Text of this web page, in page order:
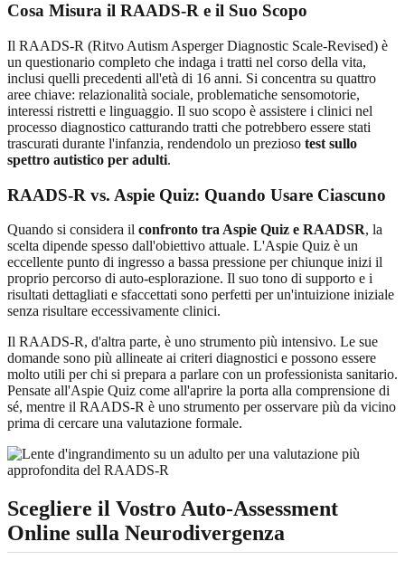
Cosa Misura il RAADS-R e il Suo Scopo
Il RAADS-R (Ritvo Autism Asperger Diagnostic Scale-Revised) è
un questionario completo che indaga i tratti nel corso della vita,
inclusi quelli precedenti all'età di 16 anni. Si concentra su quattro
aree chiave: relazionalità sociale, problematiche sensomotorie,
interessi ristretti e linguaggio. Il suo scopo è assistere i clinici nel
processo diagnostico catturando tratti che potrebbero essere stati
trascurati durante l'infanzia, rendendolo un prezioso test sullo
spettro autistico per adulti.
RAADS-R vs. Aspie Quiz: Quando Usare Ciascuno
Quando si considera il confronto tra Aspie Quiz e RAADSR, la
scelta dipende spesso dall'obiettivo attuale. L'Aspie Quiz è un
eccellente punto di ingresso a bassa pressione per chiunque inizi il
proprio percorso di auto-esplorazione. Il suo tono di supporto e i
risultati dettagliati e sfaccettati sono perfetti per un'intuizione iniziale
senza risultare eccessivamente clinici.
Il RAADS-R, d'altra parte, è uno strumento più intensivo. Le sue
domande sono più allineate ai criteri diagnostici e possono essere
molto utili per chi si prepara a parlare con un professionista sanitario.
Pensate all'Aspie Quiz come all'aprire la porta alla comprensione di
sé, mentre il RAADS-R è uno strumento per osservare più da vicino
prima di cercare una valutazione formale.
Scegliere il Vostro Auto-Assessment
Online sulla Neurodivergenza